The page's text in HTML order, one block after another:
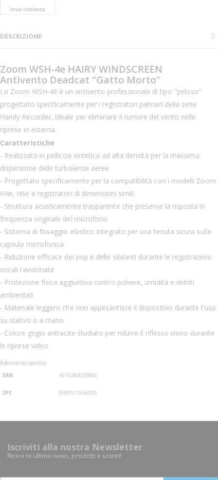
Invia richiesta
DESCRIZIONE
Zoom WSH-4e HAIRY WINDSCREEN
Antivento Deadcat "Gatto Morto"
Lo Zoom WSH-4E è un antivento professionale di tipo "peloso"
progettato specificamente per i registratori palmari della serie
Handy Recorder, ideale per eliminare il rumore del vento nelle
riprese in esterna.
Caratteristiche
- Realizzato in pelliccia sintetica ad alta densità per la massima
dispersione delle turbolenze aeree
- Progettato specificamente per la compatibilità con i modelli Zoom
H4e, H6e e registratori di dimensioni simili
- Struttura acusticamente trasparente che preserva la risposta in
frequenza originale del microfono
- Sistema di fissaggio elastico integrato per una tenuta sicura sulla
capsula microfonica
- Riduzione efficace dei pop e delle sibilanti durante le registrazioni
vocali ravvicinate
- Protezione fisica aggiuntiva contro polvere, umidità e detriti
ambientali
- Materiale leggero che non appesantisce il dispositivo durante l'uso
su stativo o a mano
- Colore grigio antracite studiato per ridurre il riflesso visivo durante
le riprese video
Riferimento specifico
EAN
4515260030866
SPC 9587511556029
Iscriviti alla nostra Newsletter
Ricevi le ultime news, prodotti e sconti!